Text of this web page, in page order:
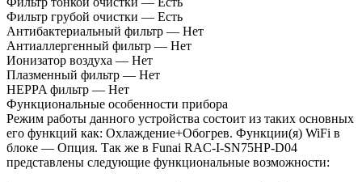
Фильтр грубой очистки — Есть
Антибактериальный фильтр — Нет
Антиаллергенный фильтр — Нет
Ионизатор воздуха — Нет
Плазменный фильтр — Нет
HEPPA фильтр — Нет
Функциональные особенности прибора
Режим работы данного устройства состоит из таких основных
его функций как: Охлаждение+Обогрев. Функции(я) WiFi в
блоке — Опция. Так же в Funai RAC-I-SN75HP-D04
представлены следующие функциональные возможности: